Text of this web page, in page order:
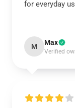
for everyday
M Max
Verified